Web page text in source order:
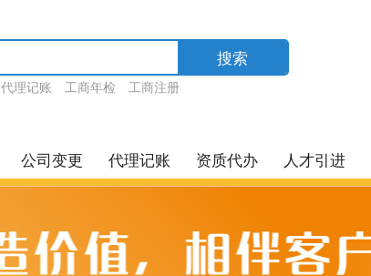
搜索
代理记账 工商年检 工商注册
公司变更 代理记账 资质代办 人才引进